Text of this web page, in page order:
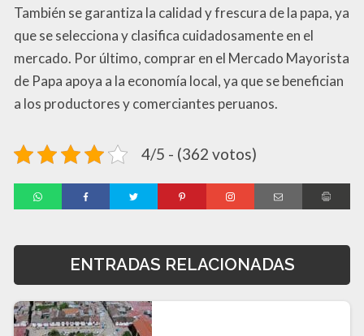
También se garantiza la calidad y frescura de la papa, ya
que se selecciona y clasifica cuidadosamente en el
mercado. Por último, comprar en el Mercado Mayorista
de Papa apoya a la economía local, ya que se benefician
a los productores y comerciantes peruanos.
4/5 - (362 votos)
ENTRADAS RELACIONADAS